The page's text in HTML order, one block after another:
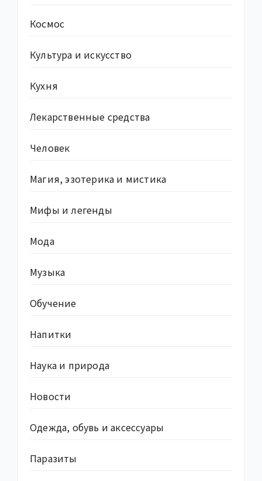
Космос
Культура и искусство
Кухня
Лекарственные средства
Человек
Магия, эзотерика и мистика
Мифы и легенды
Мода
Музыка
Обучение
Напитки
Наука и природа
Новости
Одежда, обувь и аксессуары
Паразиты